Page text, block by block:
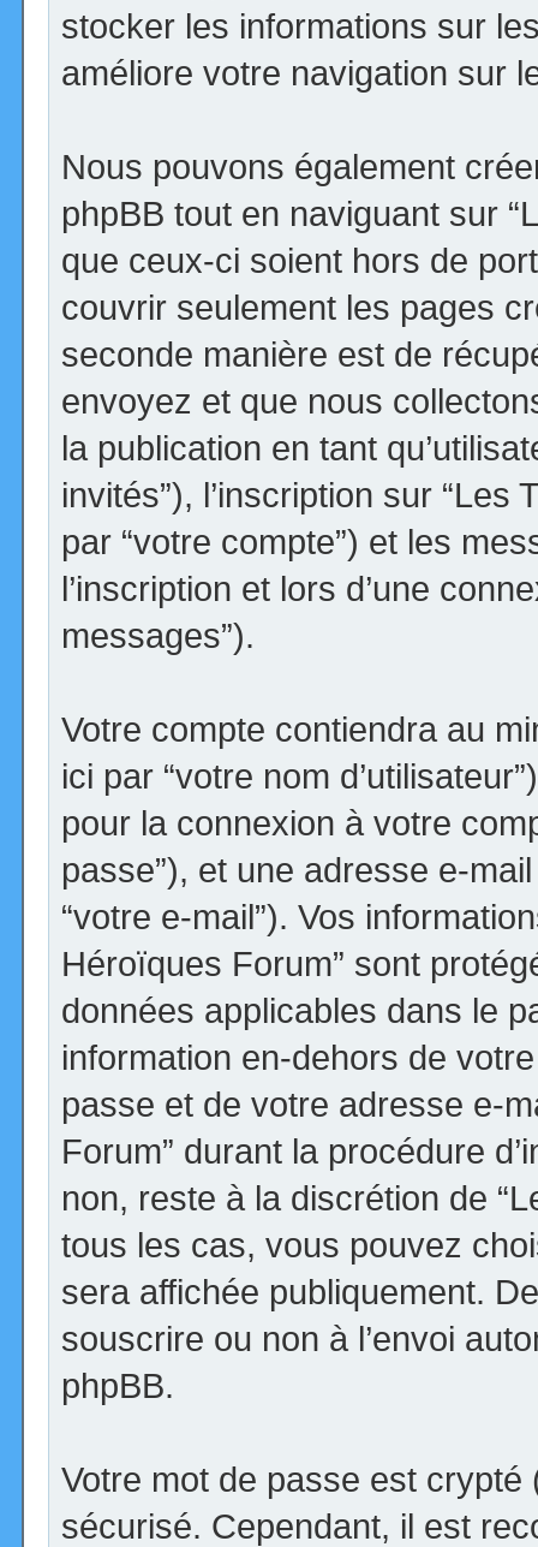
stocker les informations sur
améliore votre navigation sur
Nous pouvons également
phpBB tout en naviguant sur
que ceux-ci soient hors de
couvrir seulement les pages
seconde manière est de
envoyez et que nous
la publication en tant
invités”), l’inscription sur
par “votre compte”) et les
l’inscription et lors d’une
messages”).
Votre compte contiendra au
ici par “votre nom
pour la connexion à votre
passe”), et une adresse e-
“votre e-mail”). Vos
Héroïques Forum” sont
données applicables dans le
information en-dehors de
passe et de votre adresse e-
Forum” durant la procédure
non, reste à la discrétion de
tous les cas, vous pouvez
sera affichée publiquement.
souscrire ou non à l’envoi
phpBB.
Votre mot de passe est crypté
sécurisé. Cependant, il est